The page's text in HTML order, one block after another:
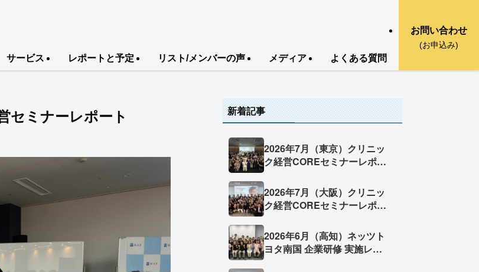
サービス レポートと予定 リスト/メンバーの声 メディア よくある質問
お問い合わせ
(お申込み)
セミナーレポート 新着記事
2026年7月（東京）クリニッ
ク経営COREセミナーレポー
2026年7月（大阪）クリニッ
ク経営COREセミナーレポー
2026年6月（高知）ネッツト
ヨタ南国 企業研修 実施レポ